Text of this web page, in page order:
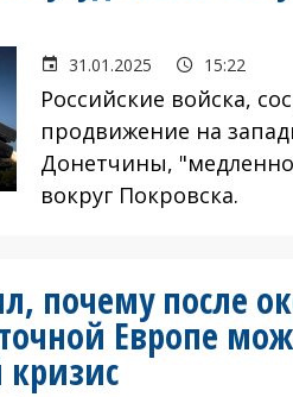
31.01.2025 15:22
Российские войска,
продвижение на
Донетчины,
вокруг Покровска.
почему после
Европе